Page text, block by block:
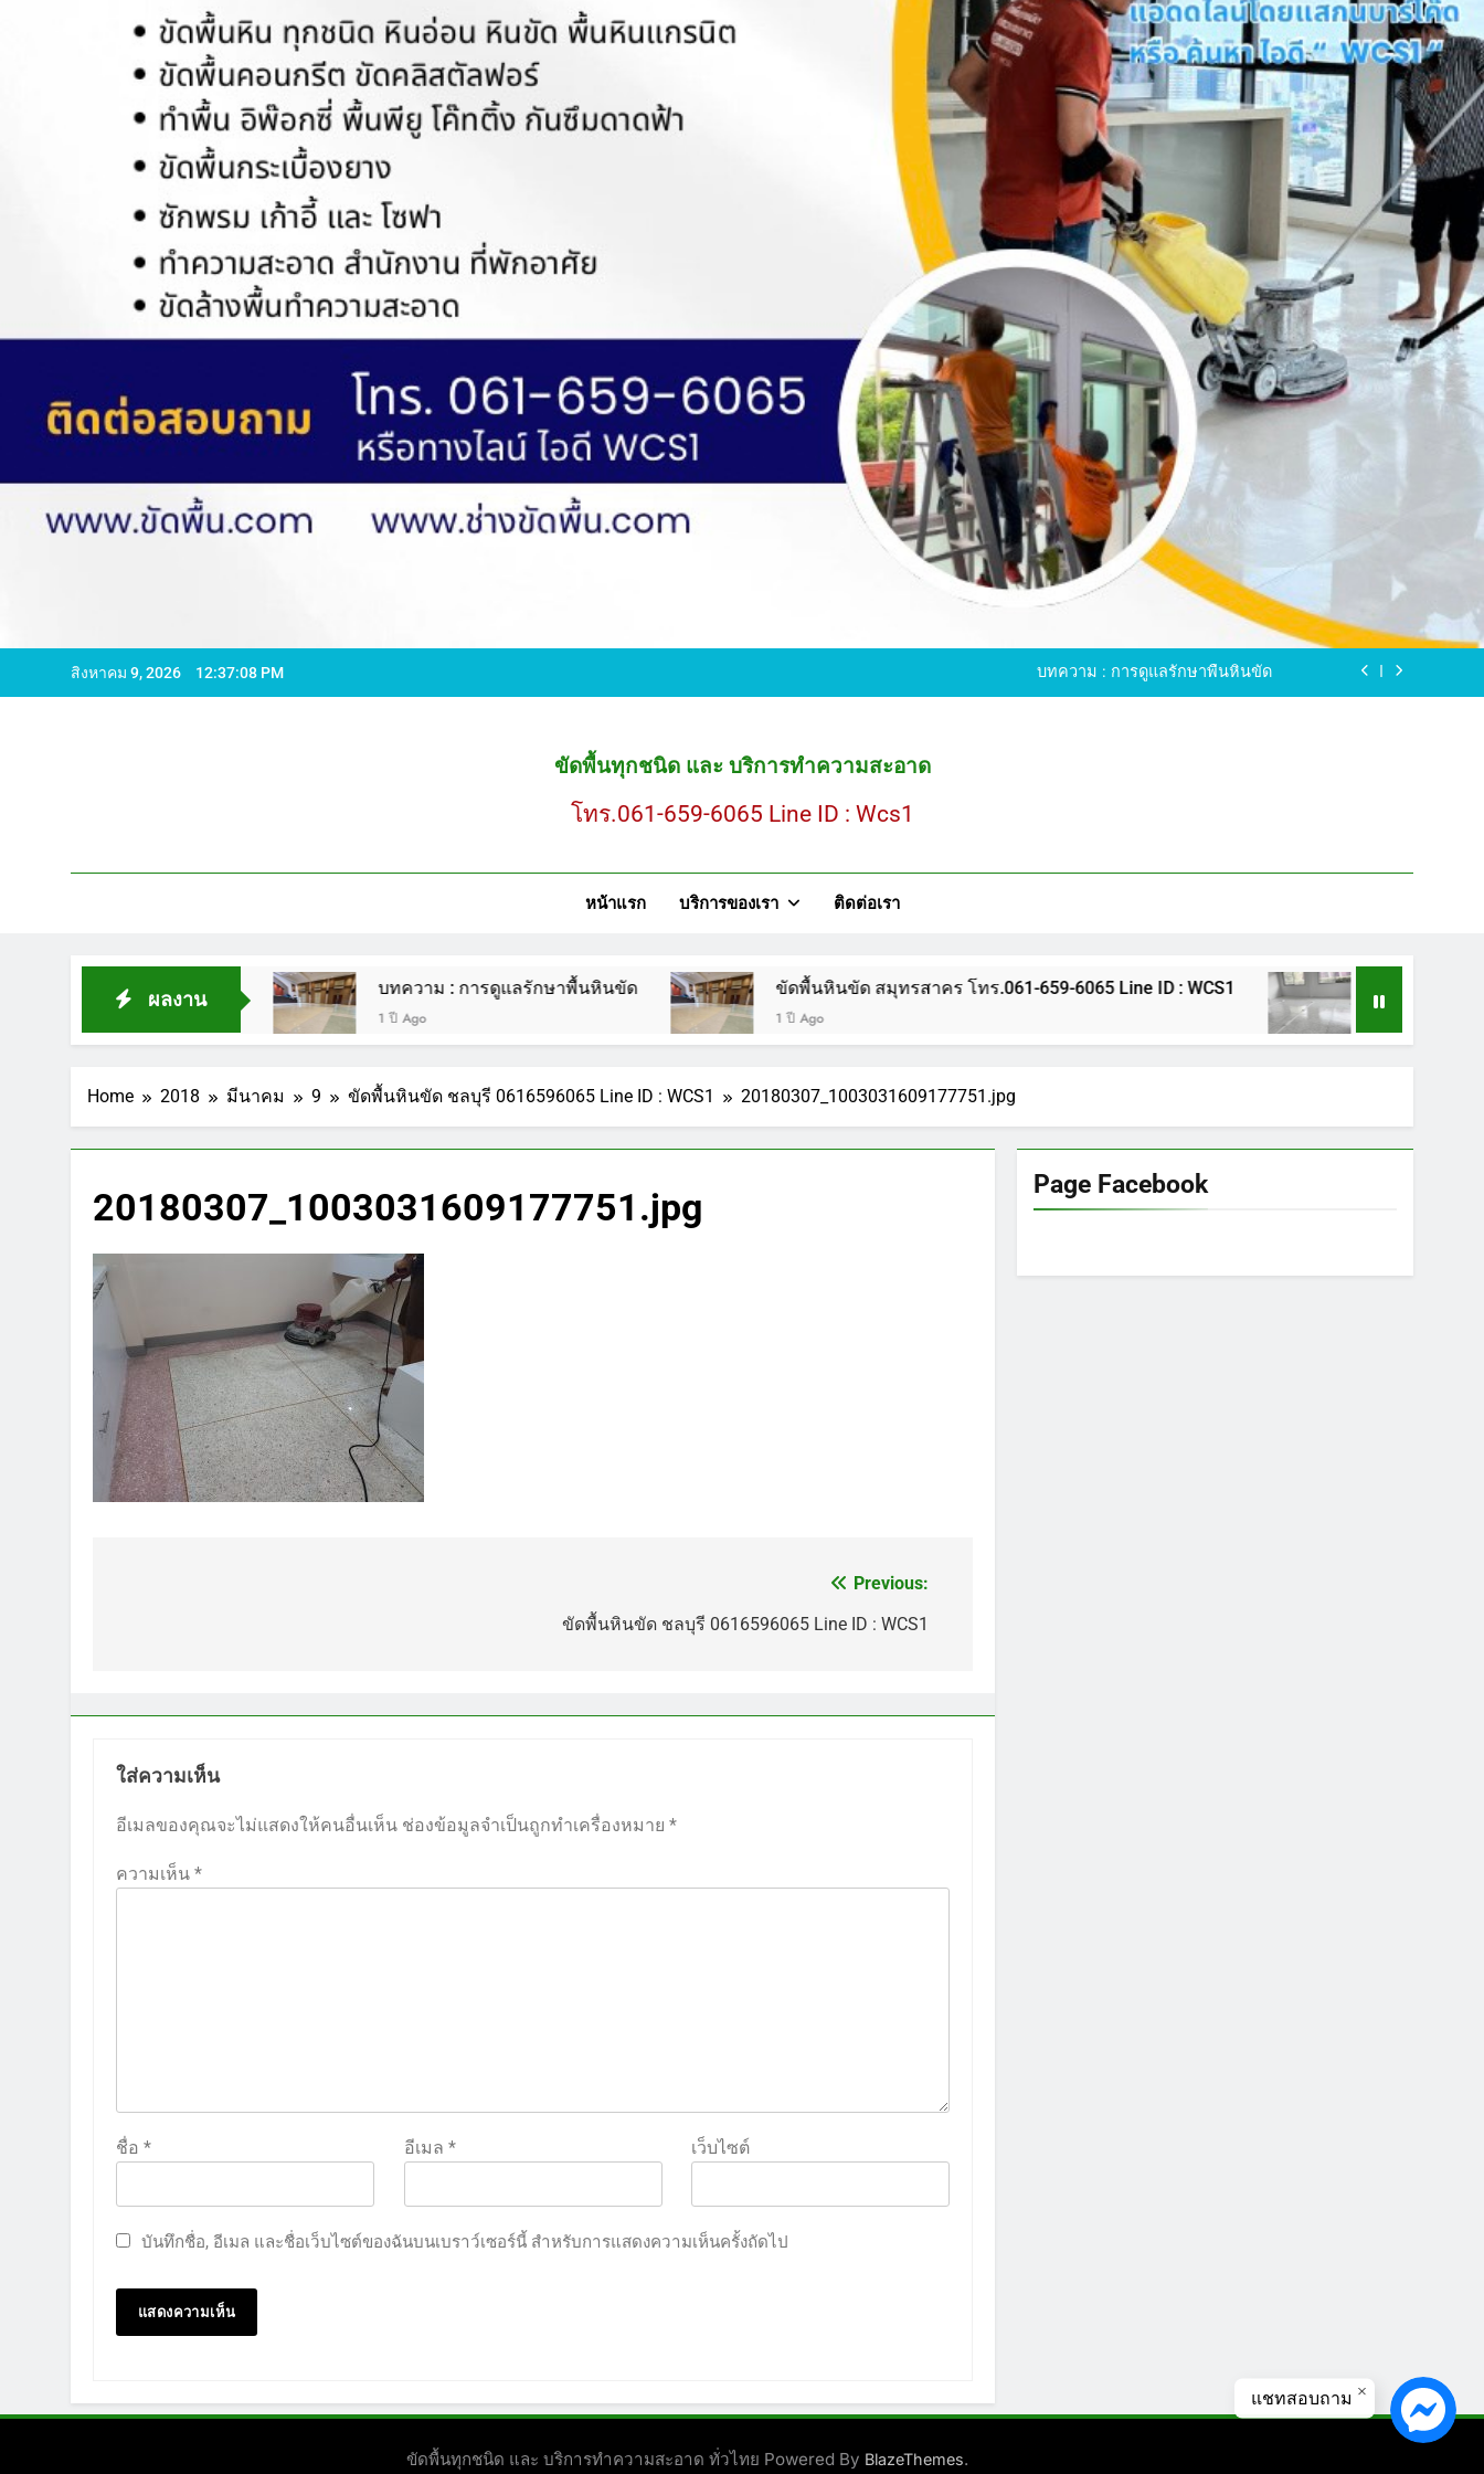
สิงหาคม 9, 2026 12:37:09 PM
ขัดพื้นหินขัด อบต.แหลมบัวนครปฐม
ขัดพื้นหินอ่อน โทร.0616596065 ไลน์ WCS1
บทความ : การดูแลรักษาพื้นหินขัด
ขัดพื้นหินขัด สมุทรสาคร โทร.061-659-6065 Line ID : WCS1
ขัดพื้นทุกชนิด และ บริการทำความสะอาด
โทร.061-659-6065 Line ID : Wcs1
หน้าแรก บริการของเรา ติดต่อเรา
ผลงาน
ไลน์ WCS1 บทความ : การดูแลรักษาพื้นหินขัด
1 ปี Ago
ขัดพื้นหินขัด สมุทรสาคร โทร.061-659-6065 Line ID : WCS1
1 ปี Ago
ขัดพื้นหินขัด อบต.แหลมบัว
1 ปี Ago
Home 2018 มีนาคม 9 ขัดพื้นหินขัด ชลบุรี 0616596065 Line ID : WCS1 20180307_1003031609177751.jpg
20180307_1003031609177751.jpg
Previous:
ขัดพื้นหินขัด ชลบุรี 0616596065 Line ID : WCS1
ใส่ความเห็น
อีเมลของคุณจะไม่แสดงให้คนอื่นเห็น ช่องข้อมูลจำเป็นถูกทำเครื่องหมาย *
ความเห็น *
ชื่อ * อีเมล * เว็บไซต์
บันทึกชื่อ, อีเมล และชื่อเว็บไซต์ของฉันบนเบราว์เซอร์นี้ สำหรับการแสดงความเห็นครั้งถัดไป
Page Facebook
ขัดพื้นทุกชนิด และ บริการทำความสะอาด ทั่วไทย Powered By BlazeThemes.
แชทสอบถาม